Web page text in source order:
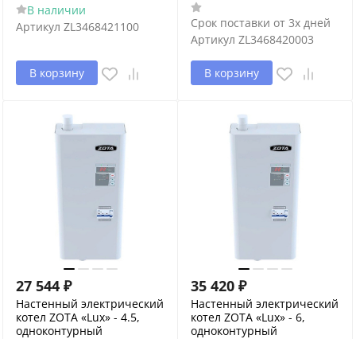
В наличии
Артикул ZL3468421100
В корзину
Срок поставки от 3х дней
Артикул ZL3468420003
В корзину
27 544 ₽
Настенный электрический
котел ZOTA «Lux» - 4.5,
одноконтурный
35 420 ₽
Настенный электрический
котел ZOTA «Lux» - 6,
одноконтурный